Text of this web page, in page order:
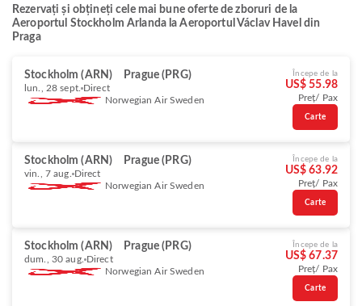
Rezervați și obțineți cele mai bune oferte de zboruri de la
Aeroportul Stockholm Arlanda la Aeroportul Václav Havel din
Praga
Stockholm (ARN) Prague (PRG)
lun., 28 sept. Direct
Norwegian Air Sweden
Începe de la
US$ 55.98
Preț/ Pax
Carte
Stockholm (ARN) Prague (PRG)
vin., 7 aug. Direct
Norwegian Air Sweden
Începe de la
US$ 63.92
Preț/ Pax
Carte
Stockholm (ARN) Prague (PRG)
dum., 30 aug. Direct
Norwegian Air Sweden
Începe de la
US$ 67.37
Preț/ Pax
Carte